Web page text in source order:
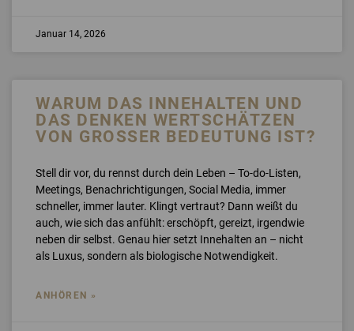
Januar 14, 2026
WARUM DAS INNEHALTEN UND
DAS DENKEN WERTSCHÄTZEN
VON GROSSER BEDEUTUNG IST?
Stell dir vor, du rennst durch dein Leben – To-do-Listen,
Meetings, Benachrichtigungen, Social Media, immer
schneller, immer lauter. Klingt vertraut? Dann weißt du
auch, wie sich das anfühlt: erschöpft, gereizt, irgendwie
neben dir selbst. Genau hier setzt Innehalten an – nicht
als Luxus, sondern als biologische Notwendigkeit.
ANHÖREN »